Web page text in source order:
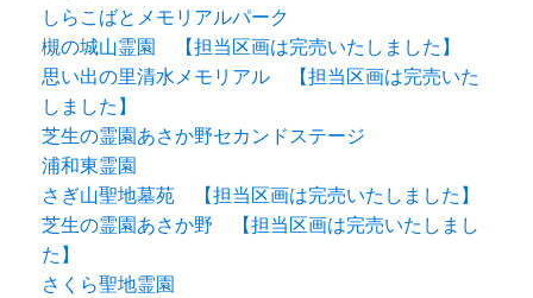
しらこばとメモリアルパーク
槻の城山霊園 【担当区画は完売いたしました】
思い出の里清水メモリアル 【担当区画は完売いた
しました】
芝生の霊園あさか野セカンドステージ
浦和東霊園
さぎ山聖地墓苑 【担当区画は完売いたしました】
芝生の霊園あさか野 【担当区画は完売いたしまし
た】
さくら聖地霊園